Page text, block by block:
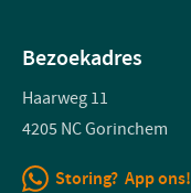
Bezoekadres
Haarweg 11
4205 NC Gorinchem
Storing? App ons!